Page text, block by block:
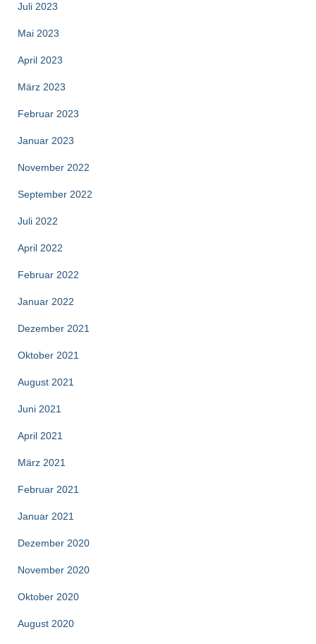
Juli 2023
Mai 2023
April 2023
März 2023
Februar 2023
Januar 2023
November 2022
September 2022
Juli 2022
April 2022
Februar 2022
Januar 2022
Dezember 2021
Oktober 2021
August 2021
Juni 2021
April 2021
März 2021
Februar 2021
Januar 2021
Dezember 2020
November 2020
Oktober 2020
August 2020